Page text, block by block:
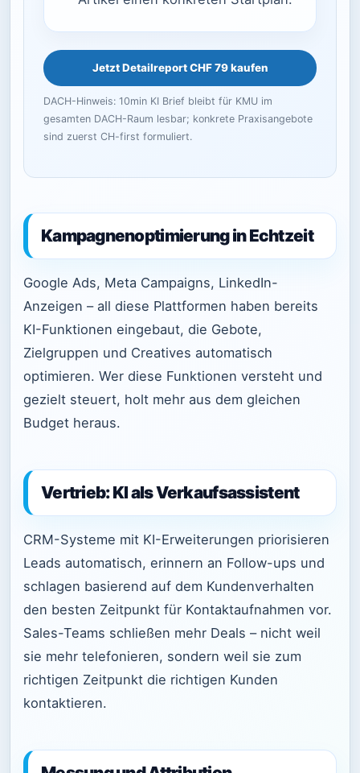
Jetzt Detailreport CHF 79 kaufen
DACH-Hinweis: 10min KI Brief bleibt für KMU im
gesamten DACH-Raum lesbar; konkrete Praxisangebote
sind zuerst CH-first formuliert.
Kampagnenoptimierung in Echtzeit
Google Ads, Meta Campaigns, LinkedIn-
Anzeigen – all diese Plattformen haben bereits
KI-Funktionen eingebaut, die Gebote,
Zielgruppen und Creatives automatisch
optimieren. Wer diese Funktionen versteht und
gezielt steuert, holt mehr aus dem gleichen
Budget heraus.
Vertrieb: KI als Verkaufsassistent
CRM-Systeme mit KI-Erweiterungen priorisieren
Leads automatisch, erinnern an Follow-ups und
schlagen basierend auf dem Kundenverhalten
den besten Zeitpunkt für Kontaktaufnahmen vor.
Sales-Teams schließen mehr Deals – nicht weil
sie mehr telefonieren, sondern weil sie zum
richtigen Zeitpunkt die richtigen Kunden
kontaktieren.